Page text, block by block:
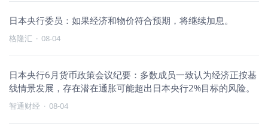
日本央行委员：如果经济和物价符合预期，将继续加息。
格隆汇 · 08-04
日本央行6月货币政策会议纪要：多数成员一致认为经济正按基
线情景发展，存在潜在通胀可能超出日本央行2%目标的风险。
智通财经 · 08-04